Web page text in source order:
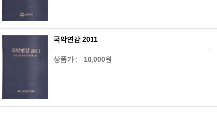
국악연감 2011
상품가 : 10,000원